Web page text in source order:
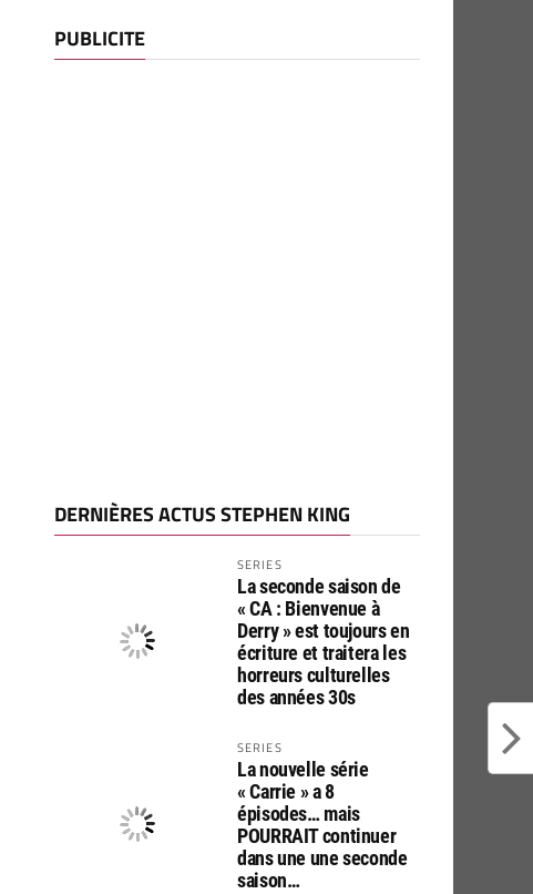
PUBLICITE
DERNIÈRES ACTUS STEPHEN KING
SERIES
La seconde saison de
« CA : Bienvenue à
Derry » est toujours en
écriture et traitera les
horreurs culturelles
des années 30s
SERIES
La nouvelle série
« Carrie » a 8
épisodes… mais
POURRAIT continuer
dans une une seconde
saison…